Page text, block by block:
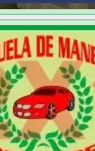
Trajes de Etiqueta